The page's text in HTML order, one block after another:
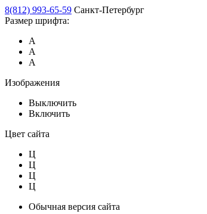
8(812) 993-65-59 Санкт-Петербург
Размер шрифта:
А
А
А
Изображения
Выключить
Включить
Цвет сайта
Ц
Ц
Ц
Ц
Обычная версия сайта